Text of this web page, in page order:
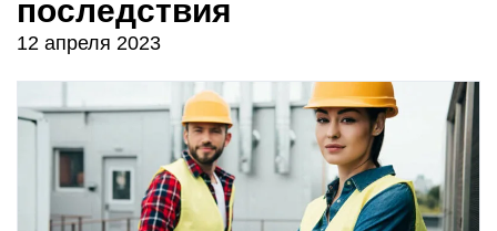
последствия
12 апреля 2023